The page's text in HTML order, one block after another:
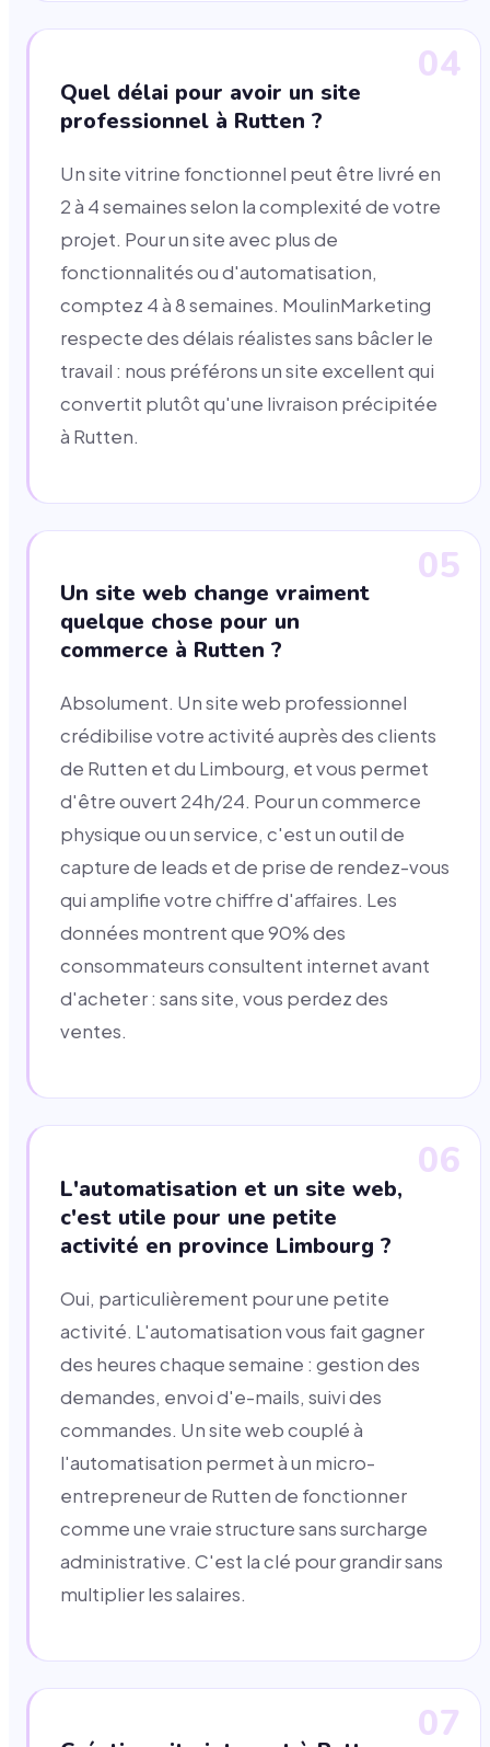
04
Quel délai pour avoir un site
professionnel à Rutten ?
Un site vitrine fonctionnel peut être livré en
2 à 4 semaines selon la complexité de votre
projet. Pour un site avec plus de
fonctionnalités ou d'automatisation,
comptez 4 à 8 semaines. MoulinMarketing
respecte des délais réalistes sans bâcler le
travail : nous préférons un site excellent qui
convertit plutôt qu'une livraison précipitée
à Rutten.
05
Un site web change vraiment
quelque chose pour un
commerce à Rutten ?
Absolument. Un site web professionnel
crédibilise votre activité auprès des clients
de Rutten et du Limbourg, et vous permet
d'être ouvert 24h/24. Pour un commerce
physique ou un service, c'est un outil de
capture de leads et de prise de rendez-vous
qui amplifie votre chiffre d'affaires. Les
données montrent que 90% des
consommateurs consultent internet avant
d'acheter : sans site, vous perdez des
ventes.
06
L'automatisation et un site web,
c'est utile pour une petite
activité en province Limbourg ?
Oui, particulièrement pour une petite
activité. L'automatisation vous fait gagner
des heures chaque semaine : gestion des
demandes, envoi d'e-mails, suivi des
commandes. Un site web couplé à
l'automatisation permet à un micro-
entrepreneur de Rutten de fonctionner
comme une vraie structure sans surcharge
administrative. C'est la clé pour grandir sans
multiplier les salaires.
07